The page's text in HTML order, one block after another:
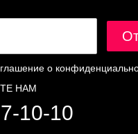
о
НАМ
10-10